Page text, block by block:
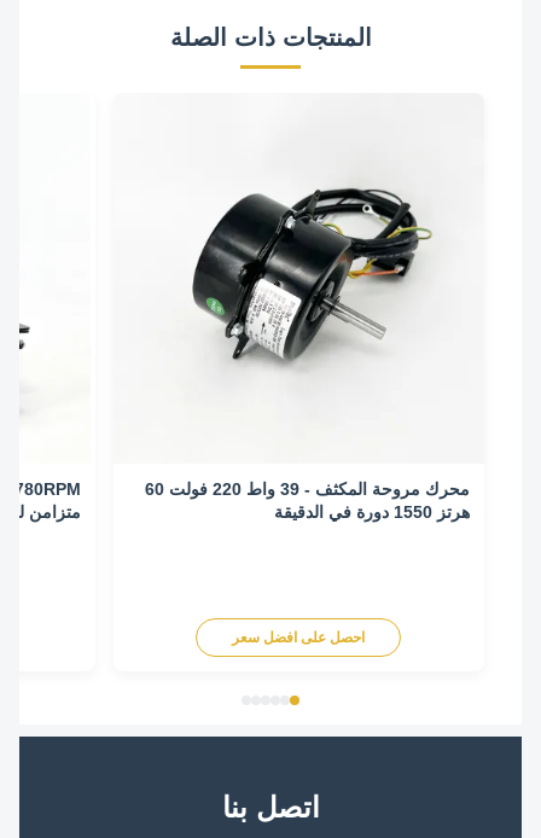
المنتجات ذات الصلة
محرك مروحة المكثف - 39 واط 220 فولت 60
احصل على افضل سعر
متزامن لتكييف
اتصل بنا